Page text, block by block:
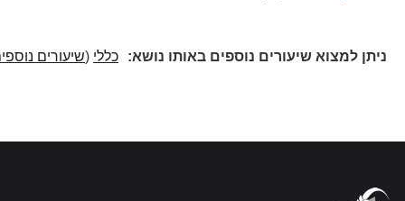
ניתן למצוא שיעורים נוספים באותו נושא: כללי(שיעורים נוספים)